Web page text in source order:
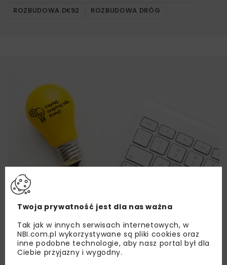
ROZBUDOWA DK92
ROZBUDOWA DRÓG
Twoja prywatność jest dla nas ważna
Tak jak w innych serwisach internetowych, w
NBI.com.pl wykorzystywane są pliki cookies oraz
inne podobne technologie, aby nasz portal był dla
Ciebie przyjazny i wygodny.